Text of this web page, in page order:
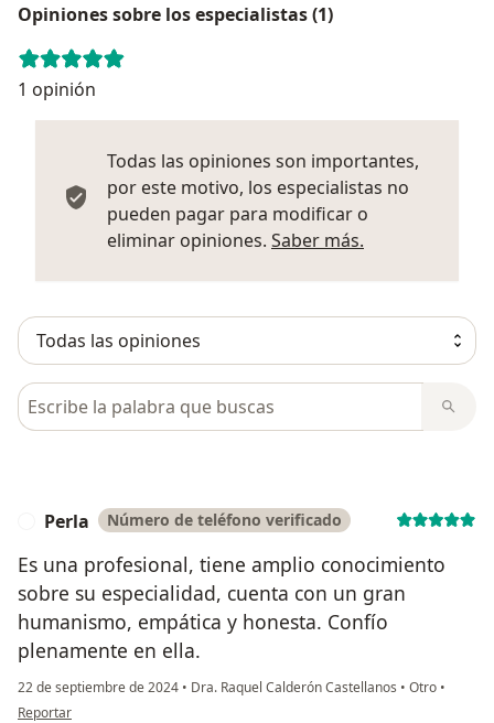
Opiniones sobre los especialistas (1)
1 opinión
Todas las opiniones son importantes,
por este motivo, los especialistas no
pueden pagar para modificar o
eliminar opiniones. Saber más.
Busca en opiniones
Perla Número de teléfono verificado
Es una profesional, tiene amplio conocimiento
sobre su especialidad, cuenta con un gran
humanismo, empática y honesta. Confío
plenamente en ella.
22 de septiembre de 2024 • Dra. Raquel Calderón Castellanos • Otro •
en opinión del usuario Perla
Reportar